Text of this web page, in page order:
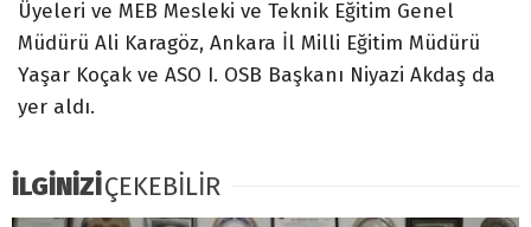
Üyeleri ve MEB Mesleki ve Teknik Eğitim Genel
Müdürü Ali Karagöz, Ankara İl Milli Eğitim Müdürü
Yaşar Koçak ve ASO I. OSB Başkanı Niyazi Akdaş da
yer aldı.
İLGİNİZİÇEKEBİLİR